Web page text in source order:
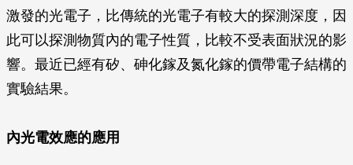
激發的光電子，比傳統的光電子有較大的探測深度，因
此可以探測物質內的電子性質，比較不受表面狀況的影
響。最近已經有矽、砷化鎵及氮化鎵的價帶電子結構的
實驗結果。
內光電效應的應用